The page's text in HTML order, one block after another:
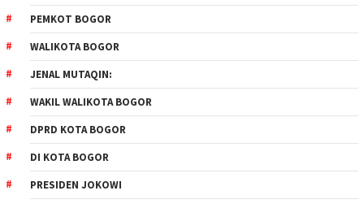
PEMKOT BOGOR
WALIKOTA BOGOR
JENAL MUTAQIN:
WAKIL WALIKOTA BOGOR
DPRD KOTA BOGOR
DI KOTA BOGOR
PRESIDEN JOKOWI